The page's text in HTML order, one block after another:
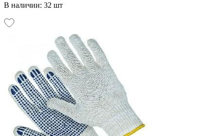
В наличии: 32 шт